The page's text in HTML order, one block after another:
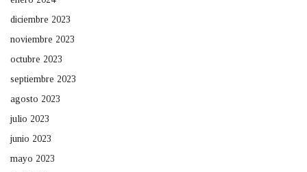
diciembre 2023
noviembre 2023
octubre 2023
septiembre 2023
agosto 2023
julio 2023
junio 2023
mayo 2023